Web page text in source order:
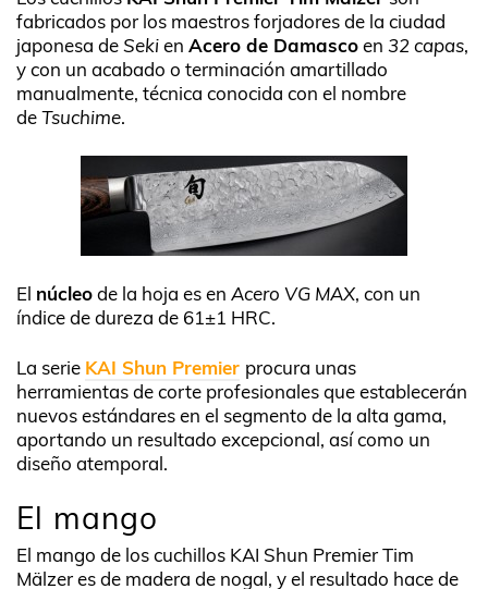
fabricados por los maestros forjadores de la ciudad
japonesa deSekien Acero de Damascoen 32 capas,
y con un acabado o terminación amartillado
manualmente, técnica conocida con el nombre
deTsuchime.
El núcleode la hoja es en Acero VG MAX, con un
índice de dureza de 61±1 HRC.
La serie KAI Shun Premier procura unas
herramientas de corte profesionales que establecerán
nuevos estándares en el segmento de la alta gama,
aportando un resultado excepcional, así como un
diseño atemporal.
El mango
El mango de los cuchillos KAI Shun Premier Tim
Mälzer es de madera de nogal, y el resultado hace de